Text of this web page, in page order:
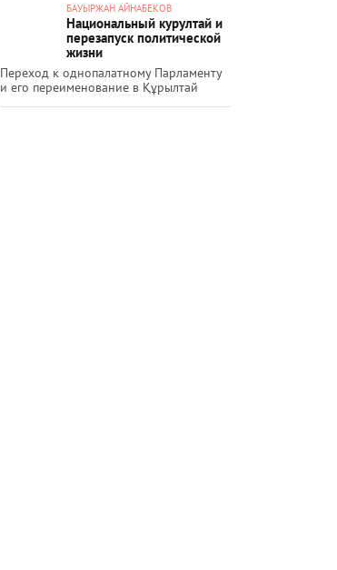
БАУЫРЖАН АЙНАБЕКОВ
Национальный курултай и
перезапуск политической
жизни
Переход к однопалатному Парламенту
и его переименование в Құрылтай